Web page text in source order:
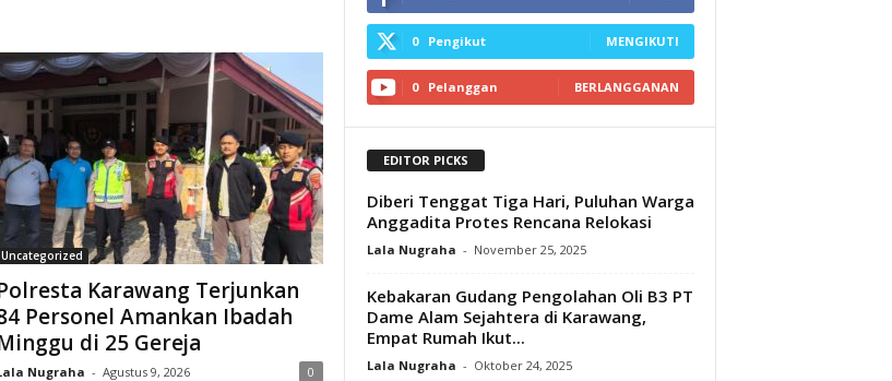
Uncategorized
Karawang Terjunkan
Personel Amankan Ibadah
di 25 Gereja
Nugraha - Agustus 9, 2026 0
0 Pengikut MENGIKUTI
0 Pelanggan BERLANGGANAN
EDITOR PICKS
Diberi Tenggat Tiga Hari, Puluhan Warga
Anggadita Protes Rencana Relokasi
Lala Nugraha - November 25, 2025
Kebakaran Gudang Pengolahan Oli B3 PT
Dame Alam Sejahtera di Karawang,
Empat Rumah Ikut...
Lala Nugraha - Oktober 24, 2025